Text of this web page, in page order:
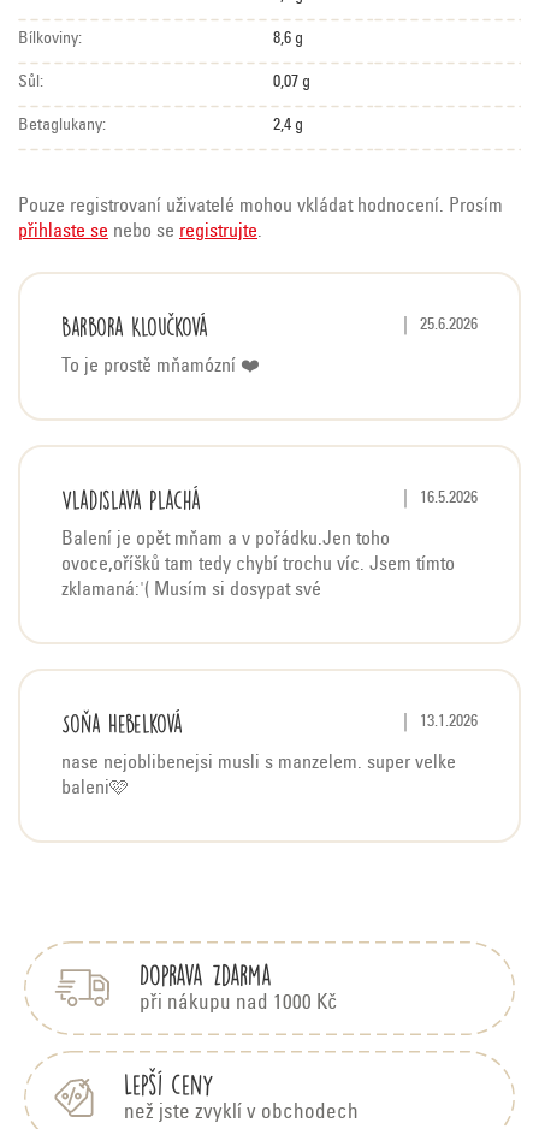
Bílkoviny: 8,6 g
Sůl: 0,07 g
Betaglukany: 2,4 g
Pouze registrovaní uživatelé mohou vkládat hodnocení. Prosím
přihlaste se nebo se registrujte.
i
s
c
e
Barbora Kloučková Hodnocení
25.6.2026
To je prostě mňamózní ❤️
Vladislava Plachá Hodnocení
16.5.2026
Balení je opět mňam a v pořádku.Jen toho
ovoce,oříšků tam tedy chybí trochu víc. Jsem tímto
zklamaná:'( Musím si dosypat své
Soňa Hebelková Hodnocení
13.1.2026
nase nejoblibenejsi musli s manzelem. super velke
baleni🩷
Doprava zdarma
při nákupu nad 1000 Kč
Lepší ceny
než jste zvyklí v obchodech